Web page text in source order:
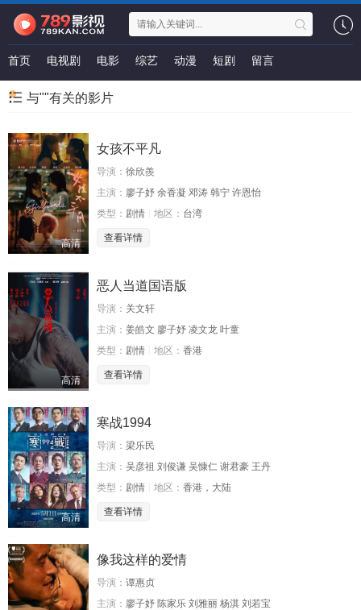
首页 电视剧 电影 综艺 动漫 短剧 留言
与""有关的影片
高清
女孩不平凡
导演： 徐欣羨
主演： 廖子妤 余香凝 邓涛 韩宁 许恩怡
类型： 剧情 地区： 台湾
查看详情
高清
恶人当道国语版
导演： 关文轩
主演： 姜皓文 廖子妤 凌文龙 叶童
类型： 剧情 地区： 香港
查看详情
高清
寒战1994
导演： 梁乐民
主演： 吴彦祖 刘俊谦 吴慷仁 谢君豪 王丹
类型： 剧情 地区： 香港，大陆
查看详情
像我这样的爱情
导演： 谭惠贞
主演： 廖子妤 陈家乐 刘雅丽 杨淇 刘若宝